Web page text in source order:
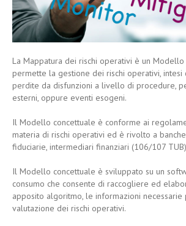
La Mappatura dei rischi operativi è un Modello
permette la gestione dei rischi operativi, intesi
perdite da disfunzioni a livello di procedure,
esterni, oppure eventi esogeni.
Il Modello concettuale è conforme ai
materia di rischi operativi ed è rivolto a banche,
fiduciarie, intermediari finanziari (106/107
Il Modello concettuale è sviluppato su un
consumo che consente di raccogliere ed
apposito algoritmo, le informazioni
valutazione dei rischi operativi.